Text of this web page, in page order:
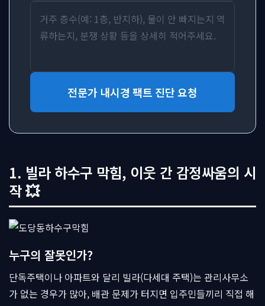
전문가 내시경 팩트 진단 요청
1. 빌라 하수구 막힘, 이웃 간 감정싸움의 시
작 💥
누구의 잘못인가?
단독주택이나 아파트와 달리 빌라(다세대 주택)는 관리사무소
가 없는 경우가 많아, 배관 문제가 터지면 입주민들끼리 직접 해